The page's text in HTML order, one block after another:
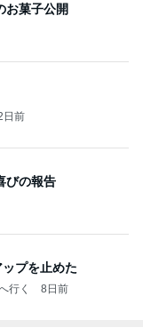
お菓子公開
日前
びの報告
プを止めた
行く 8日前